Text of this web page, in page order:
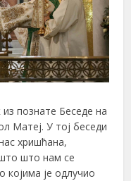
познате Беседе на
Матеј. У тој беседи
хришћана,
што нам се
је одлучио